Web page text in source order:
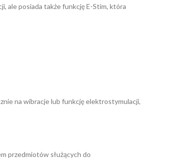
ale posiada także funkcję E-Stim, która
na wibracje lub funkcję elektrostymulacji,
przedmiotów służących do